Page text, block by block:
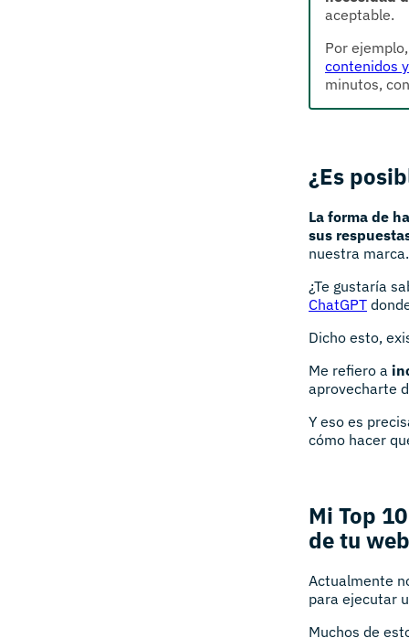
aceptable.
Por
contenidos
minutos,
¿Es
La forma de
sus
nuestra marca.
¿Te gustaría
ChatGPT
Dicho esto,
Me refiero a
aprovecharte
Y eso es
cómo hacer
Mi Top
de tu web
Actualmente
para ejecutar
Muchos de